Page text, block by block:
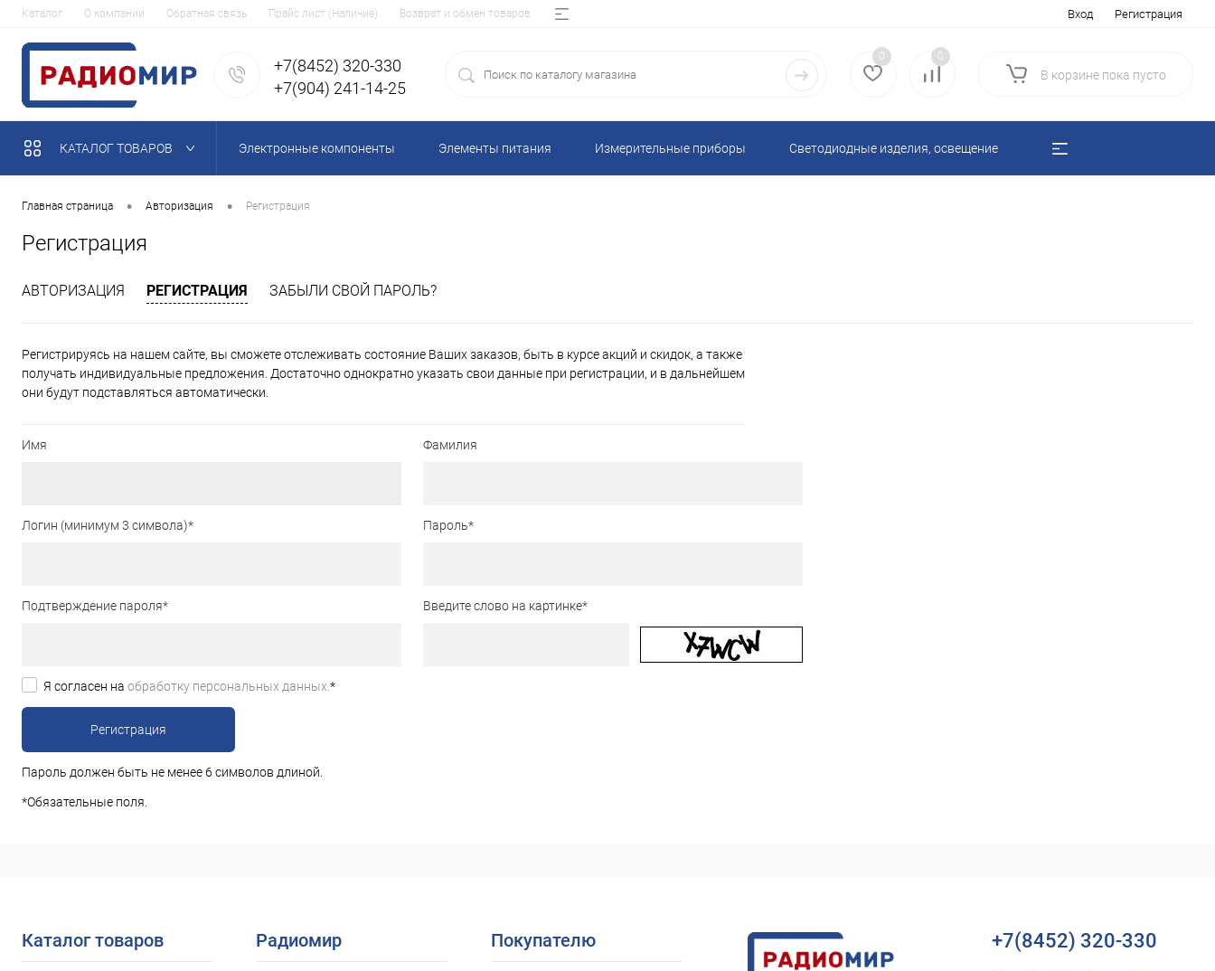
Каталог О компании Обратная связь Прайс лист (Наличие) Возврат и обмен товаров Вход Регистрация
+7(8452) 320-330
+7(904) 241-14-25
0 0
В корзине пока пусто
КАТАЛОГ ТОВАРОВ Электронные компоненты Элементы питания Измерительные приборы Светодиодные изделия, освещение
Главная страница • Авторизация • Регистрация
Регистрация
АВТОРИЗАЦИЯ РЕГИСТРАЦИЯ ЗАБЫЛИ СВОЙ ПАРОЛЬ?
Регистрируясь на нашем сайте, вы сможете отслеживать состояние Ваших заказов, быть в курсе акций и скидок, а также
получать индивидуальные предложения. Достаточно однократно указать свои данные при регистрации, и в дальнейшем
они будут подставляться автоматически.
Имя Фамилия
Логин (минимум 3 символа)* Пароль*
Подтверждение пароля* Введите слово на картинке*
Я согласен на обработку персональных данных.*
Пароль должен быть не менее 6 символов длиной.
*Обязательные поля.
Каталог товаров Радиомир Покупателю +7(8452) 320-330